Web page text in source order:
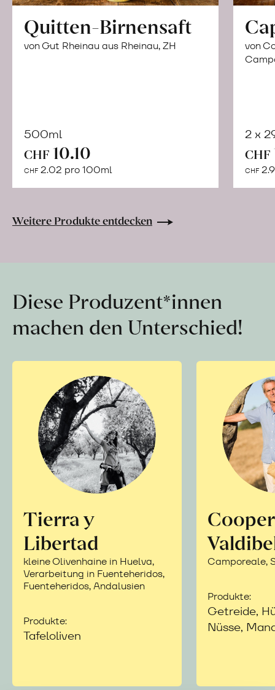
Quitten-Birnensaft
von Gut Rheinau aus Rheinau, ZH
500ml
CHF 10.10
CHF 2.02 pro 100ml
Warenkorb
von
2 x
CHF
CHF
Weitere Produkte entdecken
Diese Produzent*innen
machen den Unterschied!
Tierra y
Libertad
kleine Olivenhaine in Huelva,
Verarbeitung in Fuenteheridos,
Fuenteheridos, Andalusien
Produkte:
Tafeloliven
Camporeale,
Produkte:
Getreide,
Nüsse,